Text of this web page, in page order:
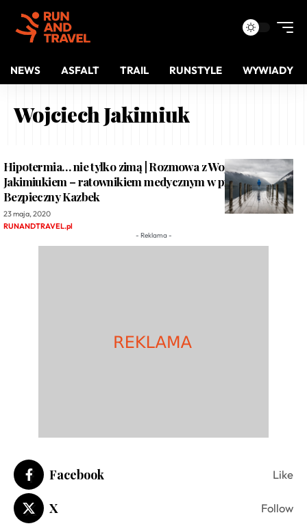
NEWS ASFALT TRAIL RUNSTYLE WYWIADY
Wojciech Jakimiuk
Hipotermia… nie tylko zimą | Rozmowa z Wojciechem
Jakimiukiem – ratownikiem medycznym w projekcie
Bezpieczny Kazbek
23 maja, 2020
RUNANDTRAVEL.pl
- Reklama -
Facebook Like
X Follow